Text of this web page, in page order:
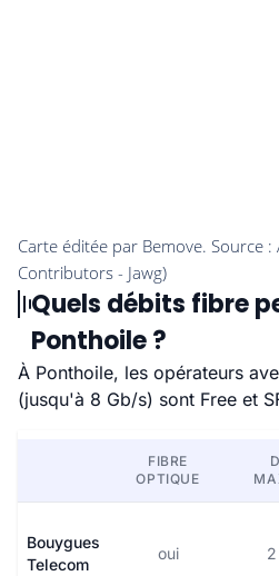
Quels débits fibre
Ponthoile ?
À Ponthoile, les opérateurs
(jusqu'à 8 Gb/s) sont Free et
FIBRE
OPTIQUE
Bouygues
Telecom
oui